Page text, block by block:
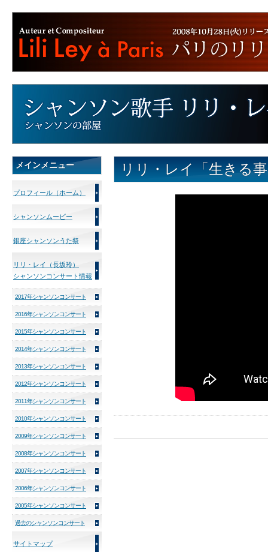
リリ・レイ「生きる
メインメニュー
プロフィール（ホーム）
シャンソンムービー
銀座シャンソンうた祭
リリ・レイ（長坂玲）
シャンソンコンサート情報
2017年シャンソンコンサート
2016年シャンソンコンサート
2015年シャンソンコンサート
2014年シャンソンコンサート
2013年シャンソンコンサート
2012年シャンソンコンサート
2011年シャンソンコンサート
2010年シャンソンコンサート
2009年シャンソンコンサート
2008年シャンソンコンサート
2007年シャンソンコンサート
2006年シャンソンコンサート
2005年シャンソンコンサート
過去のシャンソンコンサート
サイトマップ